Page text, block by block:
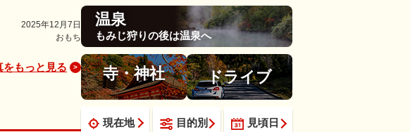
2025年12月7日
おもち
をもっと見る
温泉
もみじ狩りの後は温泉へ
寺・神社 ドライブ
現在地 目的別 見頃日